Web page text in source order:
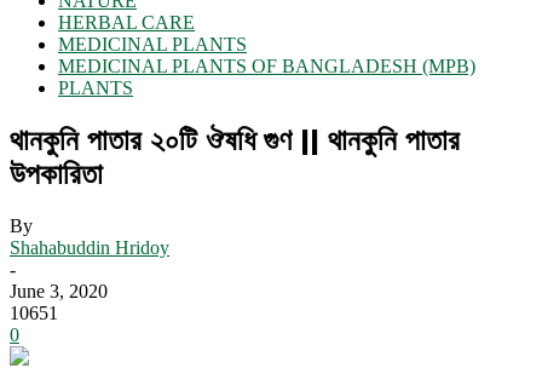
HERBAL CARE
MEDICINAL PLANTS
MEDICINAL PLANTS OF BANGLADESH (MPB)
PLANTS
থানকুনি পাতার ২০টি ঔষধি গুণ || থানকুনি পাতার
উপকারিতা
By
Shahabuddin Hridoy
-
June 3, 2020
10651
0